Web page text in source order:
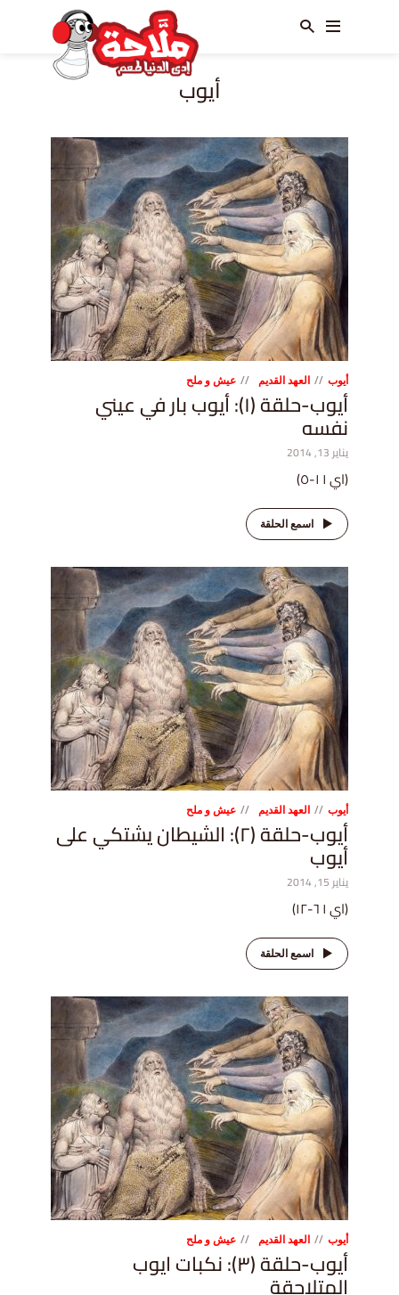
أيوب
أيوب العهد القديم عيش و ملح
أيوب-حلقة (١): أيوب بار في عيني
نفسه
يناير 13, 2014
(اي ١ ١-٥)
اسمع الحلقة
أيوب العهد القديم عيش و ملح
أيوب-حلقة (٢): الشيطان يشتكي على
أيوب
يناير 15, 2014
(اي ١ ٦-١٢)
اسمع الحلقة
أيوب العهد القديم عيش و ملح
أيوب-حلقة (٣): نكبات ايوب
المتلاحقة